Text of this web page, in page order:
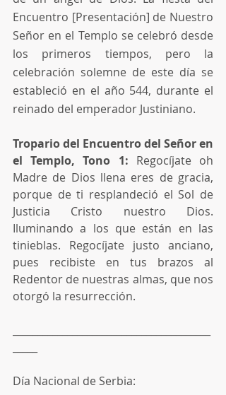
Encuentro [Presentación] de Nuestro
Señor en el Templo se celebró desde
los primeros tiempos, pero la
celebración solemne de este día se
estableció en el año 544, durante el
reinado del emperador Justiniano.
Tropario del Encuentro del Señor en
el Templo, Tono 1: Regocíjate oh
Madre de Dios llena eres de gracia,
porque de ti resplandeció el Sol de
Justicia Cristo nuestro Dios.
Iluminando a los que están en las
tinieblas. Regocíjate justo anciano,
pues recibiste en tus brazos al
Redentor de nuestras almas, que nos
otorgó la resurrección.
Día Nacional de Serbia: